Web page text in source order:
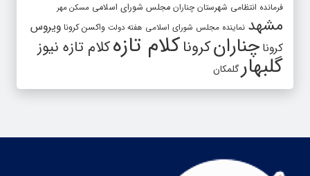
فرمانده انتظامی شهرستان چناران مجلس شورای اسلامی مسکن مهر
مشهد نماینده مجلس شورای اسلامی هفته دولت واکسن کرونا ویروس
کرونا چنارانکروناکلام تازهکلام تازه نیوز
گلبهارگلمکان